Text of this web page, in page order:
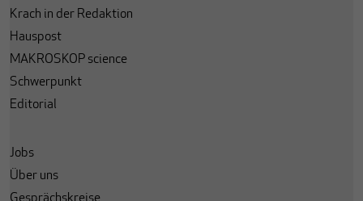
Krach in der Redaktion
Hauspost
MAKROSKOP science
Schwerpunkt
Editorial
Jobs
Über uns